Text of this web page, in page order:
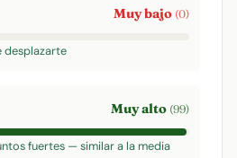
Muy bajo (0)
desplazarte
Muy alto (99)
fuertes — similar a la media